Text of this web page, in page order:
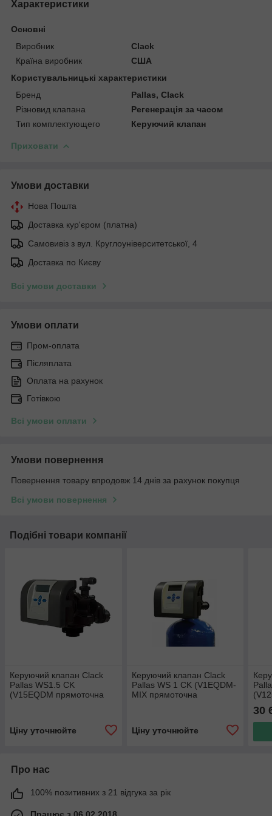
Характеристики
Основні
Виробник
Clack
Країна виробник
США
Користувальницькі характеристики
Бренд
Pallas, Clack
Різновид клапана
Регенерація за часом
Тип комплектующего
Керуючий клапан
Приховати
Умови доставки
Нова Пошта
Доставка кур'єром (платна)
Самовивіз з вул. Круглоуніверситетської, 4
Доставка по Києву
Всі умови доставки
Умови оплати
Пром-оплата
Післяплата
Оплата на рахунок
Готівкою
Всі умови оплати
Умови повернення
Повернення товару впродовж 14 днів за рахунок покупця
Всі умови повернення
Подібні товари компанії
Керуючий клапан Clack
Pallas WS1.5 CK
(V15EQDM прямоточна
Ціну уточнюйте
Керуючий клапан Clack
Pallas WS 1 CK (V1EQDM-
MIX прямоточна
Ціну уточнюйте
за
30
Про нас
100% позитивних з 21 відгука за рік